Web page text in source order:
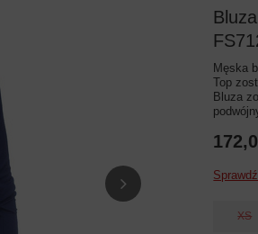
Męska
Top
Bluza
XS